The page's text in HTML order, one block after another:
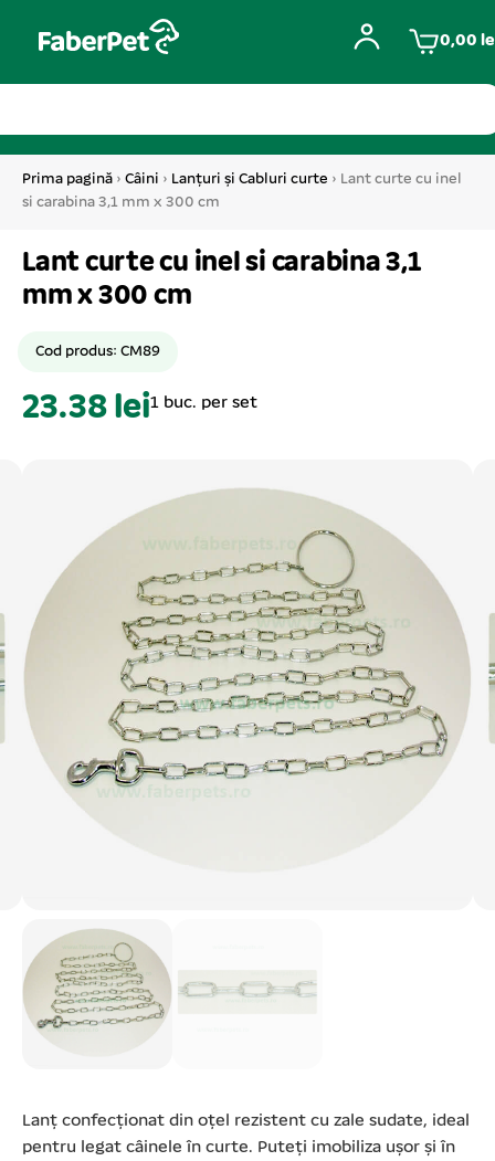
0,00
Prima pagină › Câini › Lanțuri și Cabluri curte › Lant curte cu inel
si carabina 3,1 mm x 300 cm
Lant curte cu inel si carabina 3,1
mm x 300 cm
Cod produs: CM89
23.38 lei1 buc. per set
Lanț confecționat din oțel rezistent cu zale sudate, ideal
pentru legat câinele în curte. Puteți imobiliza ușor și în